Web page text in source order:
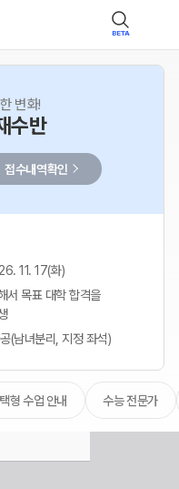
BETA
변화!
수반
접수내역확인
11. 17(화)
서 목표 대학 합격을
(남녀분리, 지정 좌석)
형 수업 안내 수능 전문가